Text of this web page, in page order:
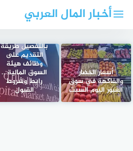
أخبار المال العربي
أسعار الخضار
والفاكهة في سوق
العبور اليوم السبت
بالتفصيل طريقة
التقديم على
وظائف هيئة
السوق المالية ..
رابط وشروط
القبول